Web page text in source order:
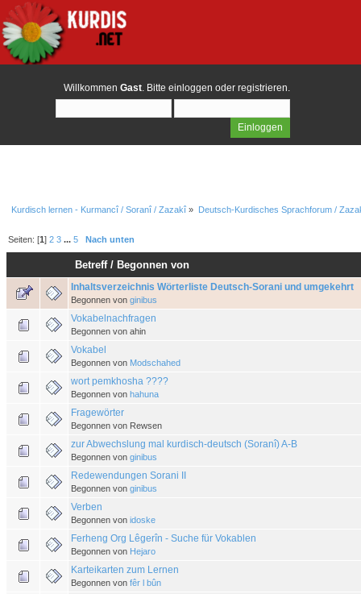
Willkommen Gast. Bitte einloggen oder registrieren.
Kurdisch lernen - Kurmancî / Soranî / Zazakî » Deutsch-Kurdisches Sprachforum /
Seiten: [1]2 3 ...5 Nach unten
Betreff/Begonnen von
Inhaltsverzeichnis Wörterliste Deutsch-Sorani und umgekehrt
Begonnen von ginibus
Vokabelnachfragen
Begonnen von ahin
Vokabel
Begonnen von Modschahed
wort pemkhosha ????
Begonnen von hahuna
Fragewörter
Begonnen von Rewsen
zur Abwechslung mal kurdisch-deutsch (Soranî) A-B
Begonnen von ginibus
Redewendungen Sorani II
Begonnen von ginibus
Verben
Begonnen von idoske
Ferheng Org Lêgerîn - Suche für Vokablen
Begonnen von Hejaro
Karteikarten zum Lernen
Begonnen von fêr l bûn